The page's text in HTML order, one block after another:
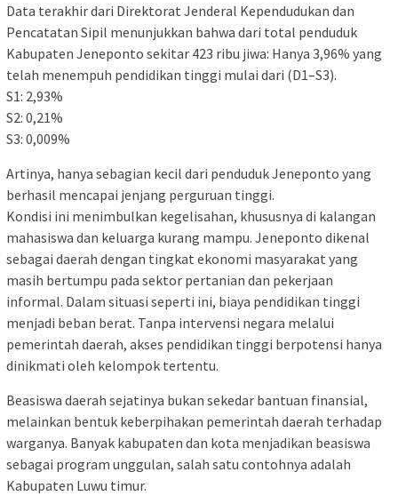
Data terakhir dari Direktorat Jenderal Kependudukan dan
Pencatatan Sipil menunjukkan bahwa dari total penduduk
Kabupaten Jeneponto sekitar 423 ribu jiwa: Hanya 3,96% yang
telah menempuh pendidikan tinggi mulai dari (D1–S3).
S1: 2,93%
S2: 0,21%
S3: 0,009%
Artinya, hanya sebagian kecil dari penduduk Jeneponto yang
berhasil mencapai jenjang perguruan tinggi.
Kondisi ini menimbulkan kegelisahan, khususnya di kalangan
mahasiswa dan keluarga kurang mampu. Jeneponto dikenal
sebagai daerah dengan tingkat ekonomi masyarakat yang
masih bertumpu pada sektor pertanian dan pekerjaan
informal. Dalam situasi seperti ini, biaya pendidikan tinggi
menjadi beban berat. Tanpa intervensi negara melalui
pemerintah daerah, akses pendidikan tinggi berpotensi hanya
dinikmati oleh kelompok tertentu.
Beasiswa daerah sejatinya bukan sekedar bantuan finansial,
melainkan bentuk keberpihakan pemerintah daerah terhadap
warganya. Banyak kabupaten dan kota menjadikan beasiswa
sebagai program unggulan, salah satu contohnya adalah
Kabupaten Luwu timur.